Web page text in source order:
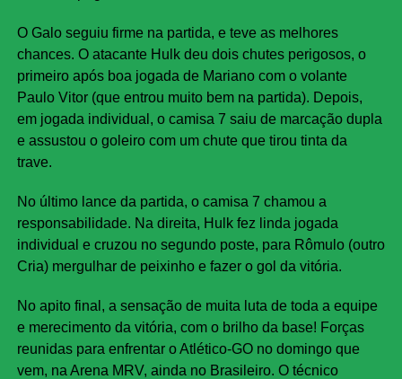
O Galo seguiu firme na partida, e teve as melhores
chances. O atacante Hulk deu dois chutes perigosos, o
primeiro após boa jogada de Mariano com o volante
Paulo Vitor (que entrou muito bem na partida). Depois,
em jogada individual, o camisa 7 saiu de marcação dupla
e assustou o goleiro com um chute que tirou tinta da
trave.
No último lance da partida, o camisa 7 chamou a
responsabilidade. Na direita, Hulk fez linda jogada
individual e cruzou no segundo poste, para Rômulo (outro
Cria) mergulhar de peixinho e fazer o gol da vitória.
No apito final, a sensação de muita luta de toda a equipe
e merecimento da vitória, com o brilho da base! Forças
reunidas para enfrentar o Atlético-GO no domingo que
vem, na Arena MRV, ainda no Brasileiro. O técnico